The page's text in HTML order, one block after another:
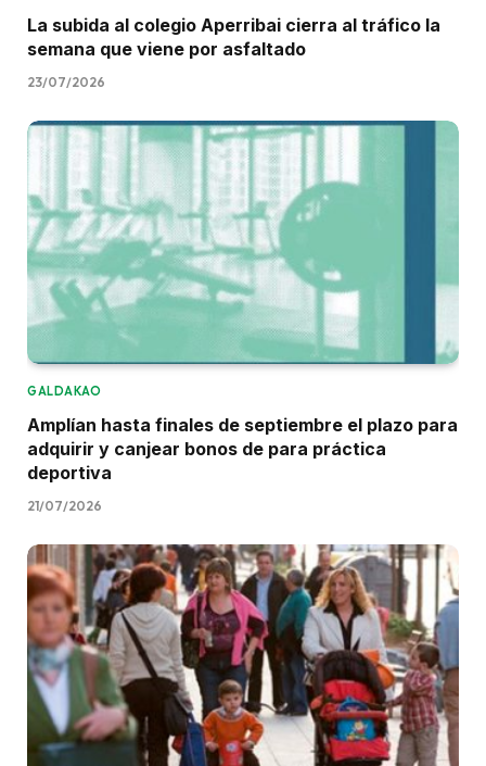
La subida al colegio Aperribai cierra al tráfico la
semana que viene por asfaltado
23/07/2026
GALDAKAO
Amplían hasta finales de septiembre el plazo para
adquirir y canjear bonos de para práctica
deportiva
21/07/2026